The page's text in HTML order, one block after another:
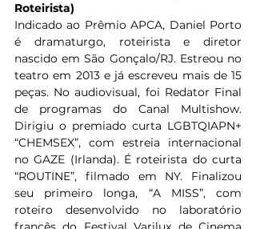
Roteirista)
Indicado ao Prêmio APCA, Daniel Porto
é dramaturgo, roteirista e diretor
nascido em São Gonçalo/RJ. Estreou no
teatro em 2013 e já escreveu mais de 15
peças. No audiovisual, foi Redator Final
de programas do Canal Multishow.
Dirigiu o premiado curta LGBTQIAPN+
“CHEMSEX”, com estreia internacional
no GAZE (Irlanda). É roteirista do curta
“ROUTINE”, filmado em NY. Finalizou
seu primeiro longa, “A MISS”, com
roteiro desenvolvido no laboratório